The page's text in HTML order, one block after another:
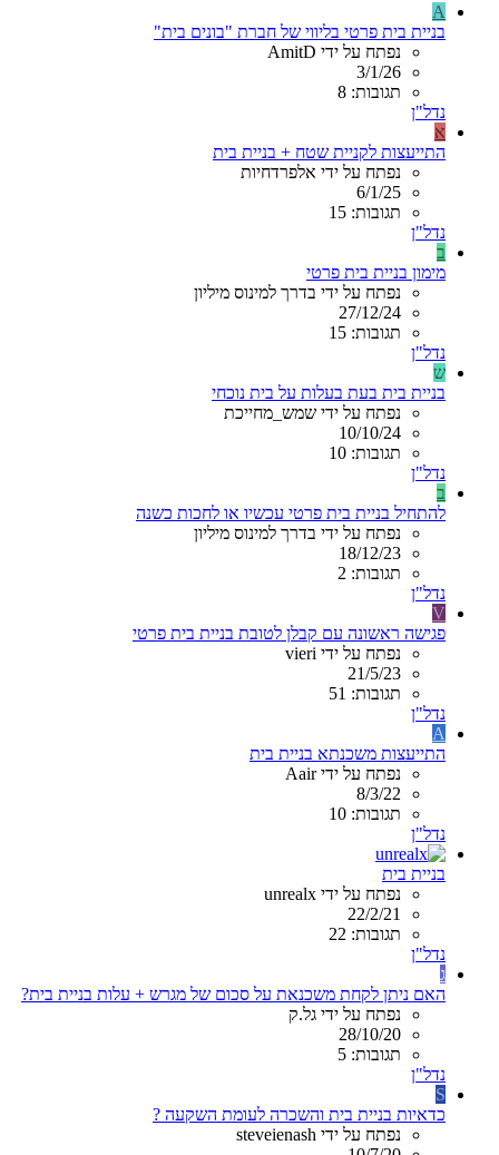
A
בניית בית פרטי בליווי של חברת "בונים בית"
נפתח על ידי AmitD
3/1/26
תגובות: 8
נדל"ן
א
התייעצות לקניית שטח + בניית בית
נפתח על ידי אלפרדחיות
6/1/25
תגובות: 15
נדל"ן
ב
מימון בניית בית פרטי
נפתח על ידי בדרך למינוס מיליון
27/12/24
תגובות: 15
נדל"ן
ש
בניית בית בעת בעלות על בית נוכחי
נפתח על ידי שמש_מחייכת
10/10/24
תגובות: 10
נדל"ן
ב
להתחיל בניית בית פרטי עכשיו או לחכות כשנה
נפתח על ידי בדרך למינוס מיליון
18/12/23
תגובות: 2
נדל"ן
V
פגישה ראשונה עם קבלן לטובת בניית בית פרטי
נפתח על ידי vieri
21/5/23
תגובות: 51
נדל"ן
A
התייעצות משכנתא בניית בית
נפתח על ידי Aair
8/3/22
תגובות: 10
נדל"ן
בניית בית
נפתח על ידי unrealx
22/2/21
תגובות: 22
נדל"ן
ג
האם ניתן לקחת משכנאת על סכום של מגרש + עלות בניית בית?
נפתח על ידי גל.ק
28/10/20
תגובות: 5
נדל"ן
S
כדאיות בניית בית והשכרה לעומת השקעה ?
נפתח על ידי steveienash